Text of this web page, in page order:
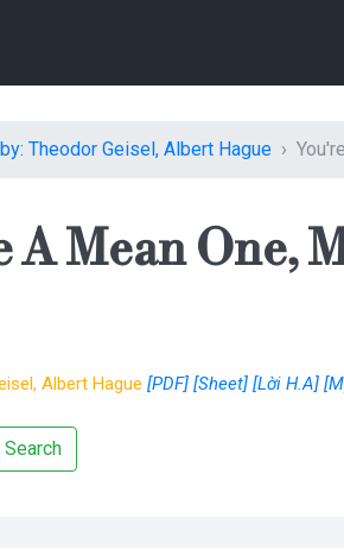
Theodor Geisel, Albert Hague
A Mean One,
Albert Hague [PDF] [Sheet] [Lời H.A]
Search